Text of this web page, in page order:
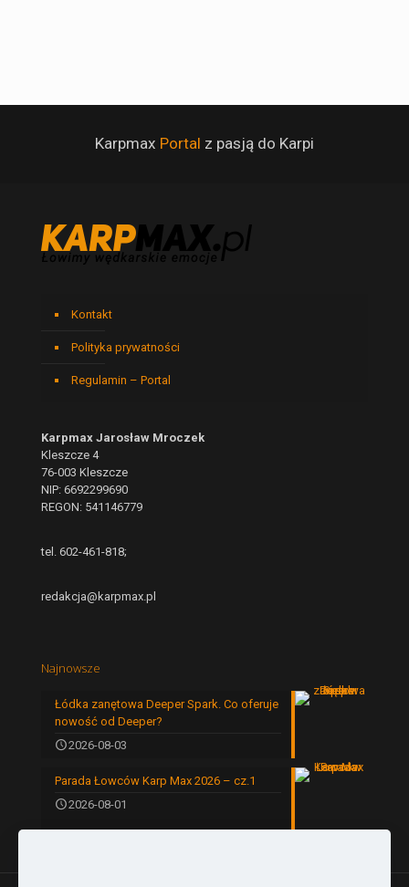
Karpmax Portal z pasją do Karpi
Kontakt
Polityka prywatności
Regulamin – Portal
Karpmax Jarosław Mroczek
Kleszcze 4
76-003 Kleszcze
NIP: 6692299690
REGON: 541146779
tel. 602-461-818;
redakcja@karpmax.pl
Najnowsze
Łódka zanętowa Deeper Spark. Co oferuje
nowość od Deeper?
2026-08-03
Parada Łowców Karp Max 2026 – cz.1
2026-08-01